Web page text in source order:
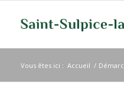
Vous êtes ici : Accueil /